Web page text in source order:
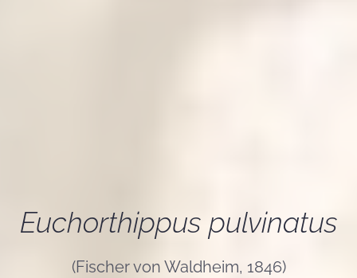
Euchorthippus pulvinatus
(Fischer von Waldheim, 1846)